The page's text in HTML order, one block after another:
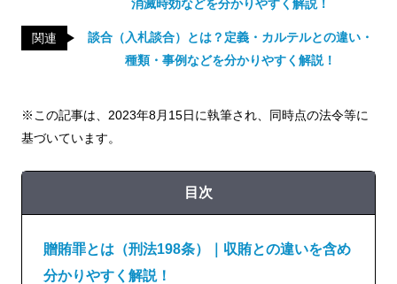
消滅時効などを分かりやすく解説！
関連
談合（入札談合）とは？定義・カルテルとの違い・
種類・事例などを分かりやすく解説！
※この記事は、2023年8月15日に執筆され、同時点の法令等に
基づいています。
目次
贈賄罪とは（刑法198条）｜収賄との違いを含め
分かりやすく解説！